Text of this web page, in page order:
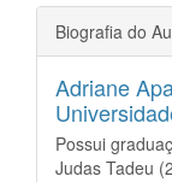
Biografia do
Adriane
Possui
Judas Tadeu